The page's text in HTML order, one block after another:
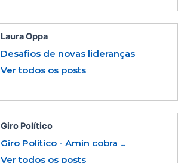
Laura Oppa
Desafios de novas lideranças
Ver todos os posts
Giro Político
Giro Politico - Amin cobra ...
Ver todos os posts